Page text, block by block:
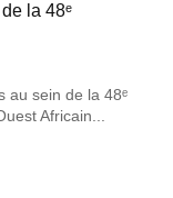
la 48ᵉ
au sein de la 48ᵉ
Africain...